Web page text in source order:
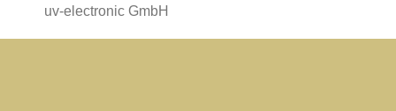
uv-electronic GmbH